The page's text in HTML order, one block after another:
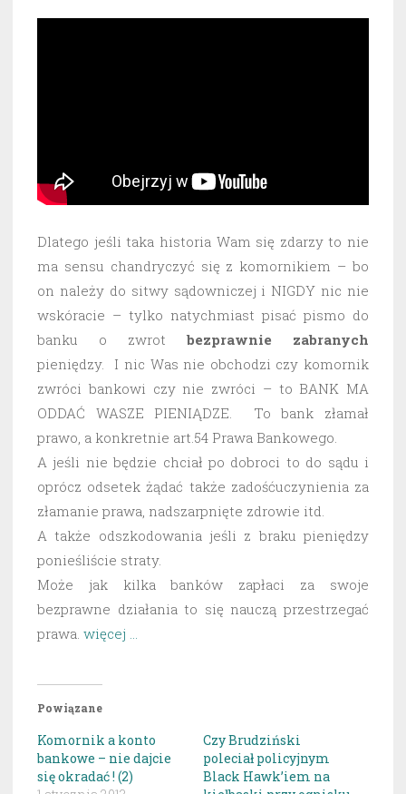
Dlatego jeśli taka historia Wam się zdarzy to nie
ma sensu chandryczyć się z komornikiem – bo
on należy do sitwy sądowniczej i NIGDY nic nie
wskóracie – tylko natychmiast pisać pismo do
banku o zwrot bezprawnie
zabranych
pieniędzy. I nic Was nie obchodzi czy komornik
zwróci bankowi czy nie zwróci – to BANK MA
ODDAĆ WASZE PIENIĄDZE. To bank złamał
prawo, a konkretnie art.54 Prawa Bankowego.
A jeśli nie będzie chciał po dobroci to do sądu i
oprócz odsetek żądać także zadośćuczynienia za
złamanie prawa, nadszarpnięte zdrowie itd.
A także odszkodowania jeśli z braku pieniędzy
ponieśliście straty.
Może jak kilka banków zapłaci za swoje
bezprawne działania to się nauczą przestrzegać
prawa. więcej …
Powiązane
Komornik a konto
bankowe – nie dajcie
się okradać ! (2)
Czy Brudziński
poleciał policyjnym
Black Hawk’iem na